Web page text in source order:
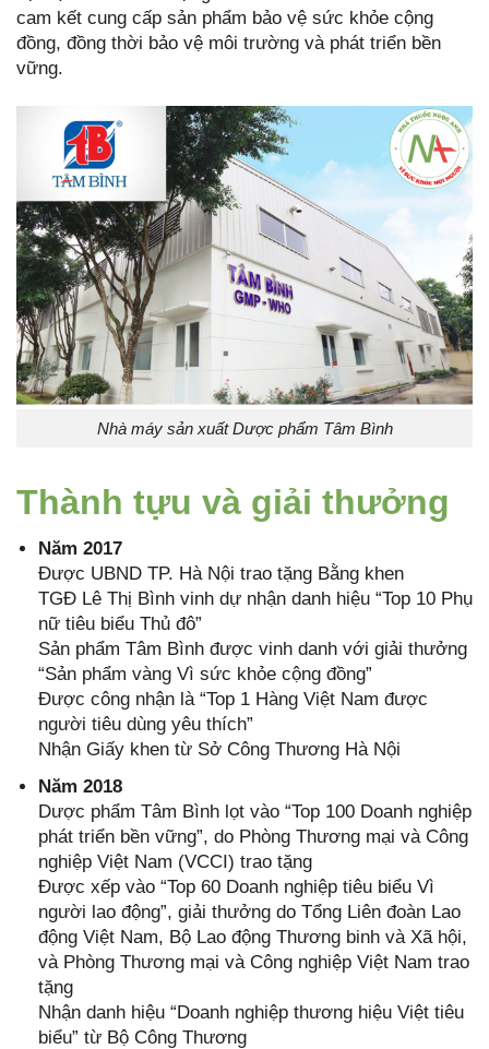
cam kết cung cấp sản phẩm bảo vệ sức khỏe cộng
đồng, đồng thời bảo vệ môi trường và phát triển bền
vững.
Nhà máy sản xuất Dược phẩm Tâm Bình
Thành tựu và giải thưởng
Năm 2017
Được UBND TP. Hà Nội trao tặng Bằng khen
TGĐ Lê Thị Bình vinh dự nhận danh hiệu “Top 10 Phụ
nữ tiêu biểu Thủ đô”
Sản phẩm Tâm Bình được vinh danh với giải thưởng
“Sản phẩm vàng Vì sức khỏe cộng đồng”
Được công nhận là “Top 1 Hàng Việt Nam được
người tiêu dùng yêu thích”
Nhận Giấy khen từ Sở Công Thương Hà Nội
Năm 2018
Dược phẩm Tâm Bình lọt vào “Top 100 Doanh nghiệp
phát triển bền vững”, do Phòng Thương mại và Công
nghiệp Việt Nam (VCCI) trao tặng
Được xếp vào “Top 60 Doanh nghiệp tiêu biểu Vì
người lao động”, giải thưởng do Tổng Liên đoàn Lao
động Việt Nam, Bộ Lao động Thương binh và Xã hội,
và Phòng Thương mại và Công nghiệp Việt Nam trao
tặng
Nhận danh hiệu “Doanh nghiệp thương hiệu Việt tiêu
biểu” từ Bộ Công Thương